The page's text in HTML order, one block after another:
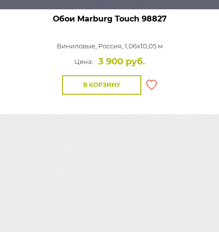
Обои Marburg Touch 98827
Виниловые, Россия, 1,06x10,05 м
Цена:
3 900 руб.
В КОРЗИНУ